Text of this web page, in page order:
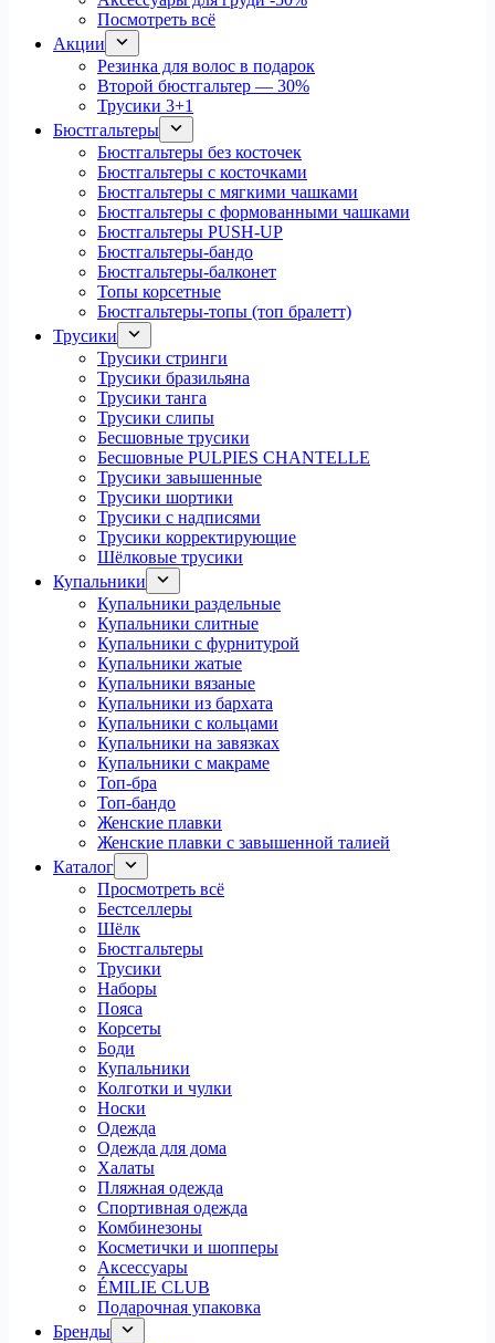
Посмотреть всё
Акции
Резинка для волос в подарок
Второй бюстгальтер — 30%
Трусики 3+1
Бюстгальтеры
Бюстгальтеры без косточек
Бюстгальтеры с косточками
Бюстгальтеры с мягкими чашками
Бюстгальтеры с формованными чашками
Бюстгальтеры PUSH-UP
Бюстгальтеры-бандо
Бюстгальтеры-балконет
Топы корсетные
Бюстгальтеры-топы (топ бралетт)
Трусики
Трусики стринги
Трусики бразильяна
Трусики танга
Трусики слипы
Бесшовные трусики
Бесшовные PULPIES CHANTELLE
Трусики завышенные
Трусики шортики
Трусики с надписями
Трусики корректирующие
Шёлковые трусики
Купальники
Купальники раздельные
Купальники слитные
Купальники с фурнитурой
Купальники жатые
Купальники вязаные
Купальники из бархата
Купальники с кольцами
Купальники на завязках
Купальники с макраме
Топ-бра
Топ-бандо
Женские плавки
Женские плавки с завышенной талией
Каталог
Просмотреть всё
Бестселлеры
Шёлк
Бюстгальтеры
Трусики
Наборы
Пояса
Корсеты
Боди
Купальники
Колготки и чулки
Носки
Одежда
Одежда для дома
Халаты
Пляжная одежда
Спортивная одежда
Комбинезоны
Косметички и шопперы
Аксессуары
ÉMILIE CLUB
Подарочная упаковка
Бренды